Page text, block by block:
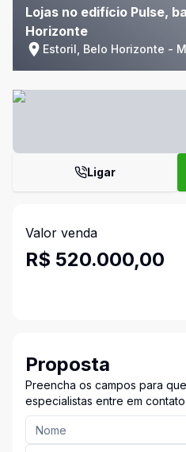
Lojas no edifício Pulse,
Horizonte
Estoril, Belo Horizonte -
Ligar
Valor venda
R$ 520.000,00
Proposta
Preencha os campos para
especialistas entre em contato